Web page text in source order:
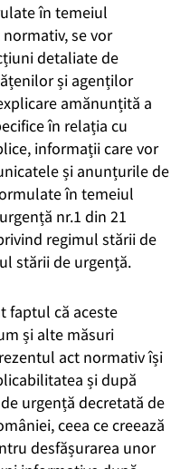
în temeiul
se vor
detaliate de
și agenților
amănunțită a
în relația cu
informații care vor
și anunțurile de
în temeiul
nr.1 din 21
regimul stării de
stării de urgență.
faptul că aceste
și alte măsuri
act normativ își
și după
urgență decretată de
ceea ce creează
desfășurarea unor